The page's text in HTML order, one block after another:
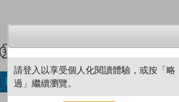
加入／閱讀電子書
請登入以享受個人化閱讀體驗，或按「略
過」繼續瀏覽。